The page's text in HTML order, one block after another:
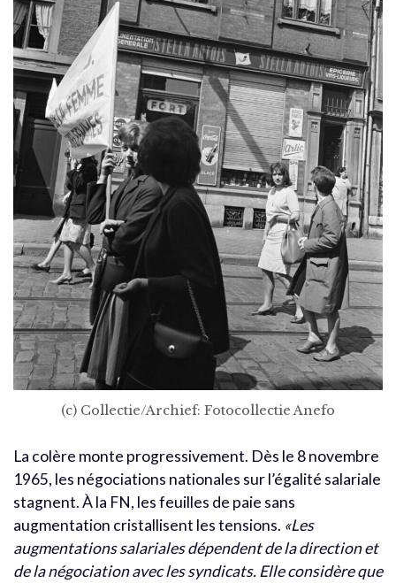
(c) Collectie/Archief: Fotocollectie Anefo
La colère monte progressivement. Dès le 8 novembre
1965, les négociations nationales sur l’égalité salariale
stagnent. À la FN, les feuilles de paie sans
augmentation cristallisent les tensions. «Les
augmentations salariales dépendent de la direction et
de la négociation avec les syndicats. Elle considère que